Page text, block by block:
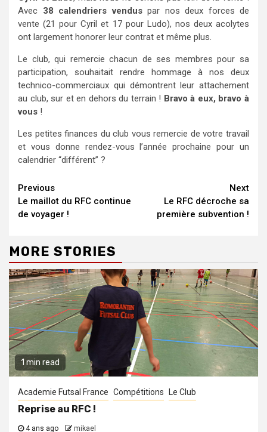
Avec 38 calendriers venduspar nos deux forces de
vente (21 pour Cyril et 17 pour Ludo), nos deux acolytes
ont largement honorer leur contrat et même plus.
Le club, qui remercie chacun de ses membres pour sa
participation, souhaitait rendre hommage à nos deux
technico-commerciaux qui démontrent leur attachement
au club, sur et en dehors du terrain ! Bravo à eux, bravo à
vous !
Les petites finances du club vous remercie de votre travail
et vous donne rendez-vous l’année prochaine pour un
calendrier “différent” ?
Continue
Reading
Previous
Le maillot du RFC continue
de voyager !
Next
Le RFC décroche sa
première subvention !
MORE STORIES
1 min read
Academie Futsal France Compétitions Le Club
Reprise au RFC !
4 ans ago mikael